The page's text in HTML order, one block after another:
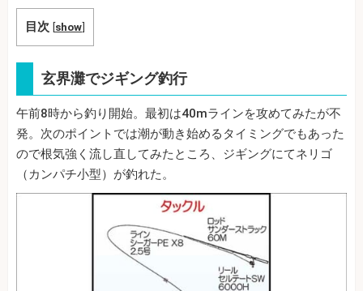
目次 [show]
玄界灘でジギング釣行
午前8時から釣り開始。最初は40mラインを攻めてみたが不
発。次のポイントでは潮が動き始めるタイミングでもあった
ので根気強く流し直してみたところ、ジギングにてネリゴ
（カンパチ小型）が釣れた。